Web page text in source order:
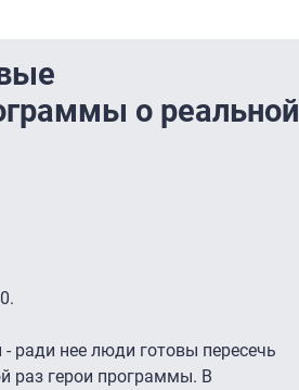
о реальной
ради нее люди готовы пересечь
раз герои программы. В